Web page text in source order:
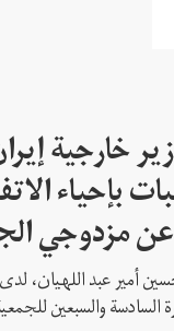
خارجية
بإحياء
عن مزدوجي
أمير عبد اللهيان،
والسبعين